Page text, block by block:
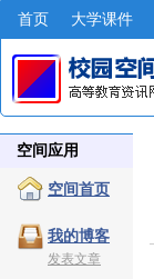
首页 大学课件
空间应用
空间首页
我的博客
发表文章